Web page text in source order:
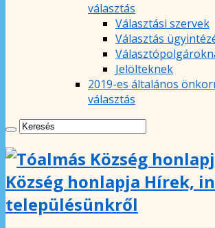
választás
Választási szervek
Választás
Jelölteknek
2019-es általános
választás
Község honlapja Hírek,
településünkről